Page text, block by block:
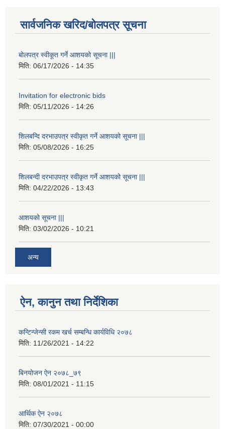
सार्वजनिक खरिद/बोलपत्र सूचना
बोलपत्र स्वीकूत गर्ने आशयको सूचना |||
मिति: 06/17/2026 - 14:35
Invitation for electronic bids
मिति: 05/11/2026 - 14:26
शिलबन्दि दरभाउपत्र स्वीकृत गर्ने आशयको सूचना |||
मिति: 05/08/2026 - 16:25
शिलबन्दी दरभाउपत्र स्वीकृत गर्ने आशयको सूचना |||
मिति: 04/22/2026 - 13:43
आशयको सूचना |||
मिति: 03/02/2026 - 10:21
अन्य
ऐन, कानुन तथा निर्देशिका
कन्टिन्जेन्सी रकम खर्च सम्बन्धि कार्यविधि २०७८
मिति: 11/26/2021 - 14:22
बिनयोजन ऐन २०७८_७९
मिति: 08/01/2021 - 11:15
आर्थिक ऐन २०७८
मिति: 07/30/2021 - 00:00